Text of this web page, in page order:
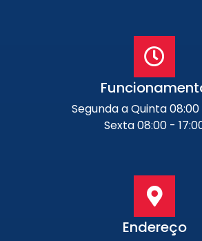
Segunda a Quinta 08:00
Sexta 08:00 -
Endereço